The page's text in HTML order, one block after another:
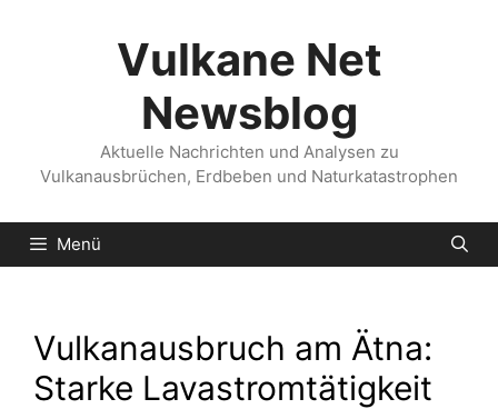
Vulkane Net
Newsblog
Aktuelle Nachrichten und Analysen zu
Vulkanausbrüchen, Erdbeben und Naturkatastrophen
Menü
Vulkanausbruch am Ätna:
Starke Lavastromtätigkeit